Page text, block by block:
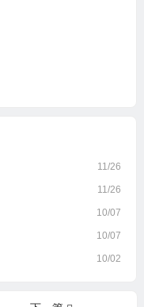
11/26
11/26
10/07
10/07
10/02